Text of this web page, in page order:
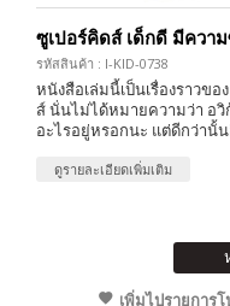
ซูเปอร์คิดส์ เด็กดี มีควา
รหัสสินค้า : I-KID-0738
หนังสือเล่มนี้เป็นเรื่องราวข
ส์ นั่นไม่ได้หมายความว่า อวิ
อะไรอยู่หรอกนะ แต่ดีกว่านั้
ดูรายละเอียดเพิ่มเติม
เพิ่มไปรายการโ